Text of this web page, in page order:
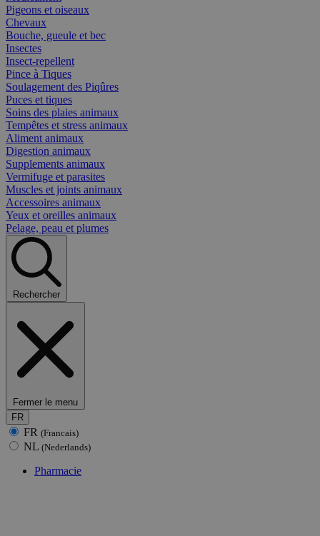
Pigeons et oiseaux
Chevaux
Bouche, gueule et bec
Insectes
Insect-repellent
Pince à Tiques
Soulagement des Piqûres
Puces et tiques
Soins des plaies animaux
Tempêtes et stress animaux
Aliment animaux
Digestion animaux
Supplements animaux
Vermifuge et parasites
Muscles et joints animaux
Accessoires animaux
Yeux et oreilles animaux
Pelage, peau et plumes
Rechercher
Fermer le menu
FR
FR (Francais)
NL (Nederlands)
Pharmacie